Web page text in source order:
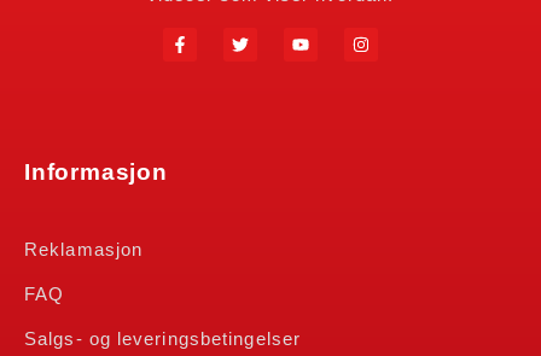
Informasjon
Reklamasjon
FAQ
Salgs- og leveringsbetingelser